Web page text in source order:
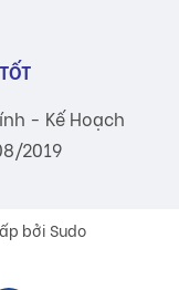
- Kế Hoạch
2019
bởi Sudo